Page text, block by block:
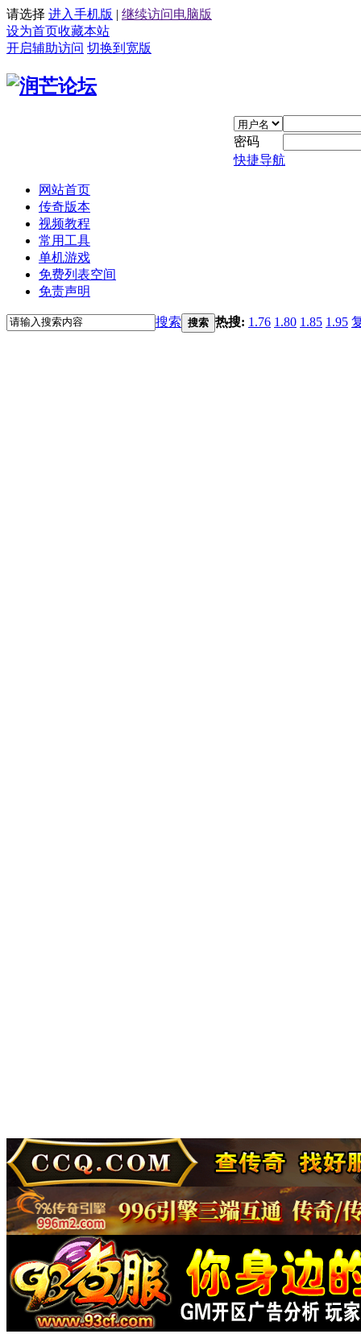
请选择 进入手机版 | 继续访问电脑版
设为首页收藏本站
开启辅助访问 切换到宽版
密码
快捷导航
网站首页
传奇版本
视频教程
常用工具
单机游戏
免费列表空间
免责声明
搜索 搜索 热搜: 1.76 1.80 1.85 1.95